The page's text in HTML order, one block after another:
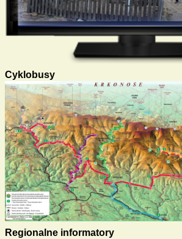
Cyklobusy
Regionalne informatory